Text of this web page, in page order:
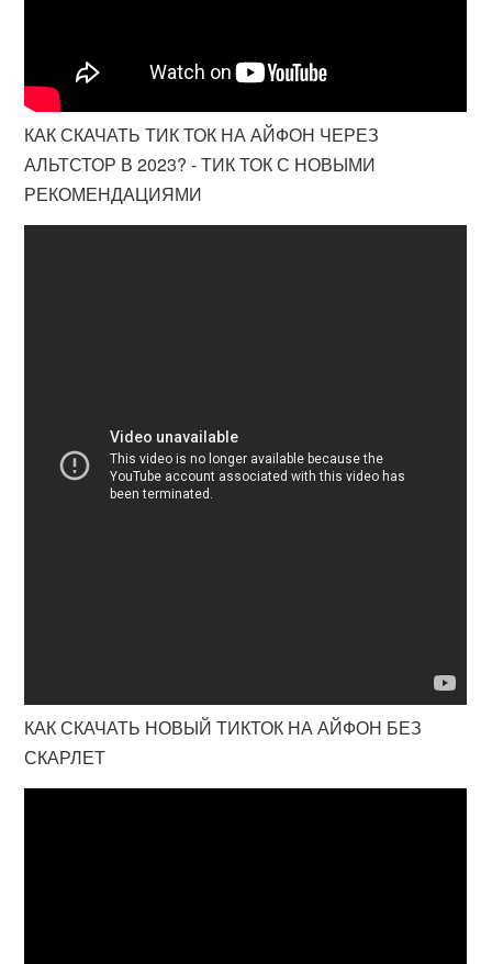
КАК СКАЧАТЬ ТИК ТОК НА АЙФОН ЧЕРЕЗ
АЛЬТСТОР В 2023? - ТИК ТОК С НОВЫМИ
РЕКОМЕНДАЦИЯМИ
КАК СКАЧАТЬ НОВЫЙ ТИКТОК НА АЙФОН БЕЗ
СКАРЛЕТ